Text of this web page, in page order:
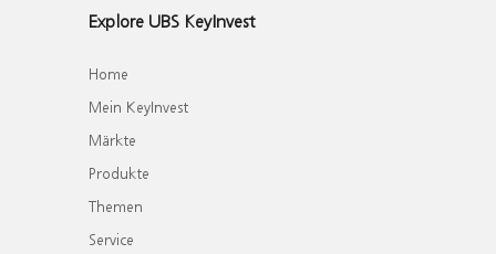
Explore UBS KeyInvest
Home
Mein KeyInvest
Märkte
Produkte
Themen
Service